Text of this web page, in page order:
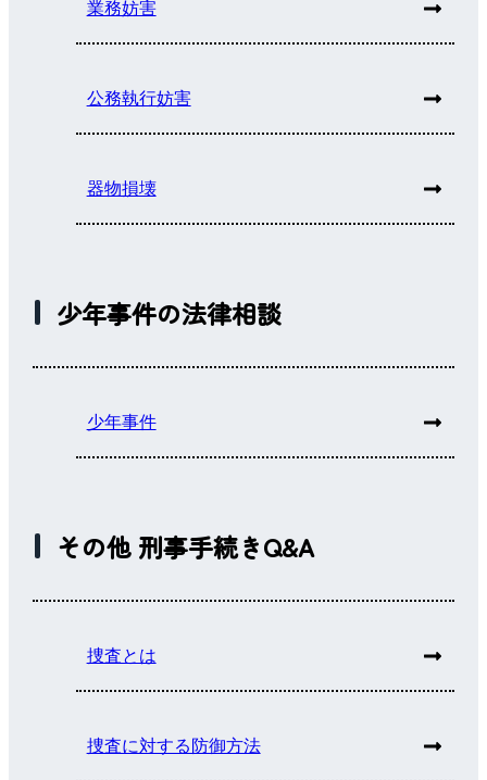
業務妨害
公務執行妨害
器物損壊
少年事件の法律相談
少年事件
その他 刑事手続きQ&A
捜査とは
捜査に対する防御方法